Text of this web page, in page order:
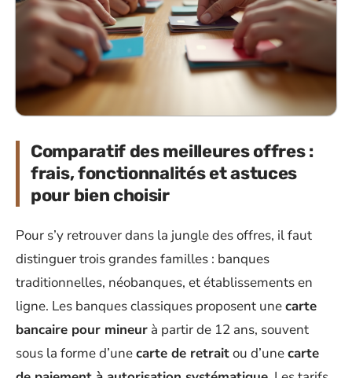
Comparatif des meilleures offres :
frais, fonctionnalités et astuces
pour bien choisir
Pour s’y retrouver dans la jungle des offres, il faut
distinguer trois grandes familles : banques
traditionnelles, néobanques, et établissements en
ligne. Les banques classiques proposent unecarte
bancaire pour mineur à partir de 12 ans, souvent
sous la forme d’unecarte de retraitou d’unecarte